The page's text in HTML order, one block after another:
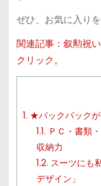
ぜひ、お気に入り
関連記事：叙勲祝
クリック。
1. ★バックパック
1.1. ＰＣ・書類
収納力
1.2. スーツにも
デザイン」